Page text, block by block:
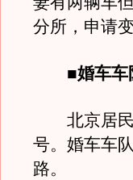
分所，申请
■婚车车
北京居民
号。婚车车
路。